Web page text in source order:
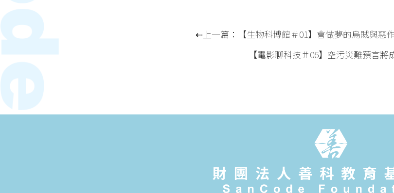
⇠上一篇：
【生物科博館＃01】會做夢的烏賊與
【電影聊科技＃06】空污災難預言